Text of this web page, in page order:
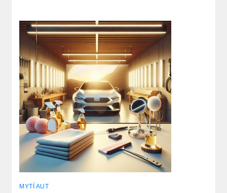
vyčistit
chladič
auta:
Udržujte
motor
v
optimální
teplotě
snadno!
MYTÍ AUT